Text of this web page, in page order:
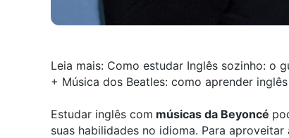
Leia mais: Como estudar Inglês sozinho: o
+ Música dos Beatles: como aprender inglês
Estudar inglês com músicas da Beyoncé
suas habilidades no idioma. Para